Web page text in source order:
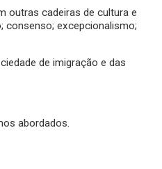
outras cadeiras de cultura e
consenso; excepcionalismo;
de imigração e das
abordados.